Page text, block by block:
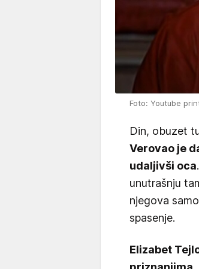
Foto: Youtube
Din, obuzet
Verovao je
udaljivši oca
unutrašnju
njegova
spasenje.
Elizabet